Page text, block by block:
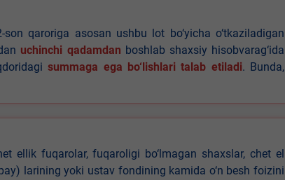
qaroriga asosan ushbu lot bo‘yicha o‘tkaziladigan
uchinchi qadamdan boshlab shaxsiy hisobvarag‘ida
summaga ega bo‘lishlari talab etiladi. Bunda,
ellik fuqarolar, fuqaroligi bo‘lmagan shaxslar, chet el
larining yoki ustav fondining kamida o‘n besh foizini